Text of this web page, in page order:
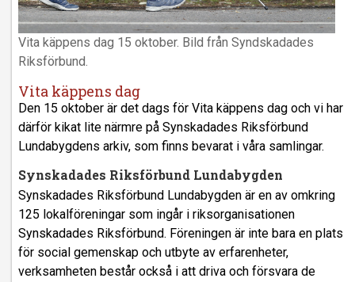
Vita käppens dag 15 oktober. Bild från Syndskadades
Riksförbund.
Vita käppens dag
Den 15 oktober är det dags för Vita käppens dag och vi har
därför kikat lite närmre på Synskadades Riksförbund
Lundabygdens arkiv, som finns bevarat i våra samlingar.
Synskadades Riksförbund Lundabygden
Synskadades Riksförbund Lundabygden är en av omkring
125 lokalföreningar som ingår i riksorganisationen
Synskadades Riksförbund. Föreningen är inte bara en plats
för social gemenskap och utbyte av erfarenheter,
verksamheten består också i att driva och försvara de